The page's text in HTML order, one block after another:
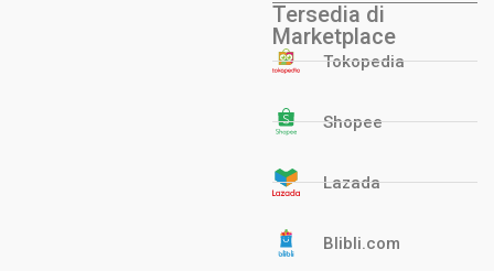
Tersedia di
Marketplace
Tokopedia
Shopee
Lazada
Blibli.com